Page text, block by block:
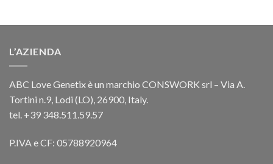
L’AZIENDA
ABC Love Genetix è un marchio CONSWORK srl – Via A.
Tortini n.9, Lodi (LO), 26900, Italy.
tel. +39 348.511.59.57
P.IVA e CF: 05788920964